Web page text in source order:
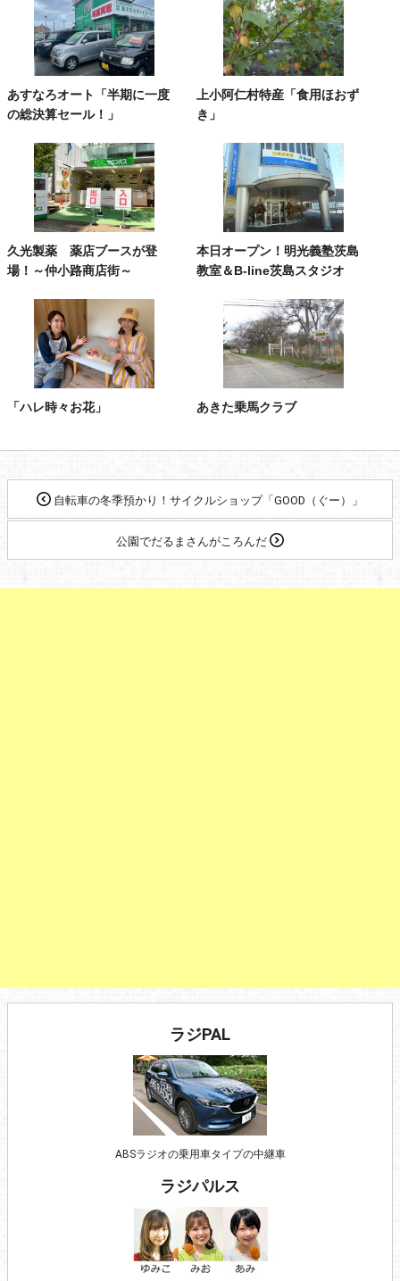
あすなろオート「半期に一度
の総決算セール！」
上小阿仁村特産「食用ほおず
き」
久光製薬 薬店ブースが登
場！～仲小路商店街～
本日オープン！明光義塾茨島
教室＆B-line茨島スタジオ
「ハレ時々お花」 あきた乗馬クラブ
自転車の冬季預かり！サイクルショップ「GOOD（ぐー）」
公園でだるまさんがころんだ
ラジPAL
ABSラジオの乗用車タイプの中継車
ラジパルス